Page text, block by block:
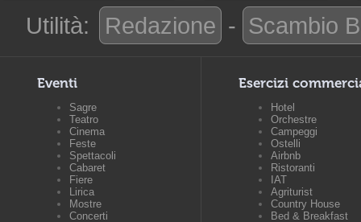
Utilità:
Redazione - Scambio
Eventi
Sagre
Teatro
Cinema
Feste
Spettacoli
Cabaret
Fiere
Lirica
Mostre
Concerti
Esercizi
Hotel
Orchestre
Campeggi
Ostelli
Airbnb
Ristoranti
IAT
Agriturist
Country House
Bed & Breakfast